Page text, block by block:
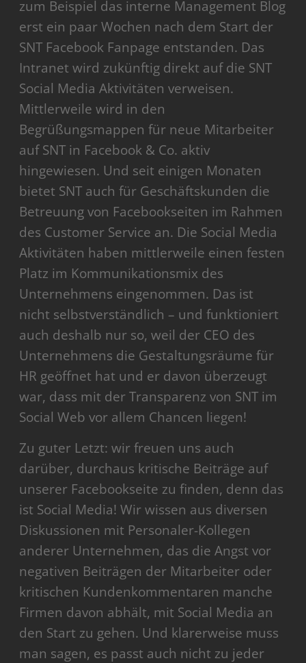
zum Beispiel das interne Management Blog
erst ein paar Wochen nach dem Start der
SNT Facebook Fanpage entstanden. Das
Intranet wird zukünftig direkt auf die SNT
Social Media Aktivitäten verweisen.
Mittlerweile wird in den
Begrüßungsmappen für neue Mitarbeiter
auf SNT in Facebook & Co. aktiv
hingewiesen. Und seit einigen Monaten
bietet SNT auch für Geschäftskunden die
Betreuung von Facebookseiten im Rahmen
des Customer Service an. Die Social Media
Aktivitäten haben mittlerweile einen festen
Platz im Kommunikationsmix des
Unternehmens eingenommen. Das ist
nicht selbstverständlich – und funktioniert
auch deshalb nur so, weil der CEO des
Unternehmens die Gestaltungsräume für
HR geöffnet hat und er davon überzeugt
war, dass mit der Transparenz von SNT im
Social Web vor allem Chancen liegen!
Zu guter Letzt: wir freuen uns auch
darüber, durchaus kritische Beiträge auf
unserer Facebookseite zu finden, denn das
ist Social Media! Wir wissen aus diversen
Diskussionen mit Personaler-Kollegen
anderer Unternehmen, das die Angst vor
negativen Beiträgen der Mitarbeiter oder
kritischen Kundenkommentaren manche
Firmen davon abhält, mit Social Media an
den Start zu gehen. Und klarerweise muss
man sagen, es passt auch nicht zu jeder